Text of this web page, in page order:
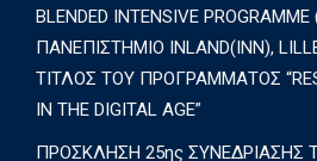
BLENDED INTENSIVE
ΠΑΝΕΠΙΣΤΗΜΙΟ INLAND(INN),
ΤΙΤΛΟΣ ΤΟΥ ΠΡΟΓΡΑΜΜΑΤΟΣ
IN THE DIGITAL AGE”
ΠΡΟΣΚΛΗΣΗ 25ης ΣΥΝΕΔΡΙΑΣΗΣ